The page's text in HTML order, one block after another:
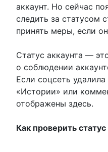
аккаунт. Но сейчас
следить за статусом
принять меры, если
Статус аккаунта —
о соблюдении
Если соцсеть
«Истории» или
отображены здесь.
Как проверить